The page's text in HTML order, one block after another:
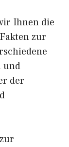
Ihnen die
zur
und
der